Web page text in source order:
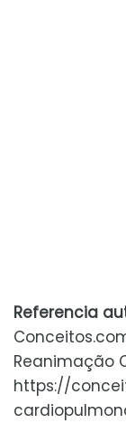
Referencia
Reanimação
https://